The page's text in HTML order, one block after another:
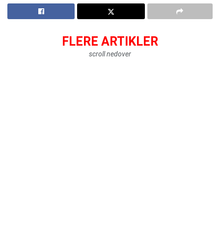
FLERE ARTIKLER
scroll nedover